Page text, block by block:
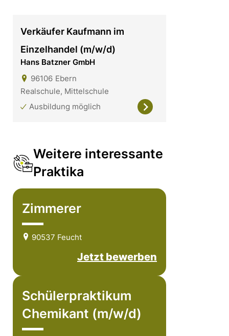
Verkäufer Kaufmann im
Einzelhandel (m/w/d)
Hans Batzner GmbH
96106 Ebern
Realschule, Mittelschule
Ausbildung möglich
Weitere interessante
Praktika
Zimmerer
90537 Feucht
Jetzt bewerben
Schülerpraktikum
Chemikant (m/w/d)